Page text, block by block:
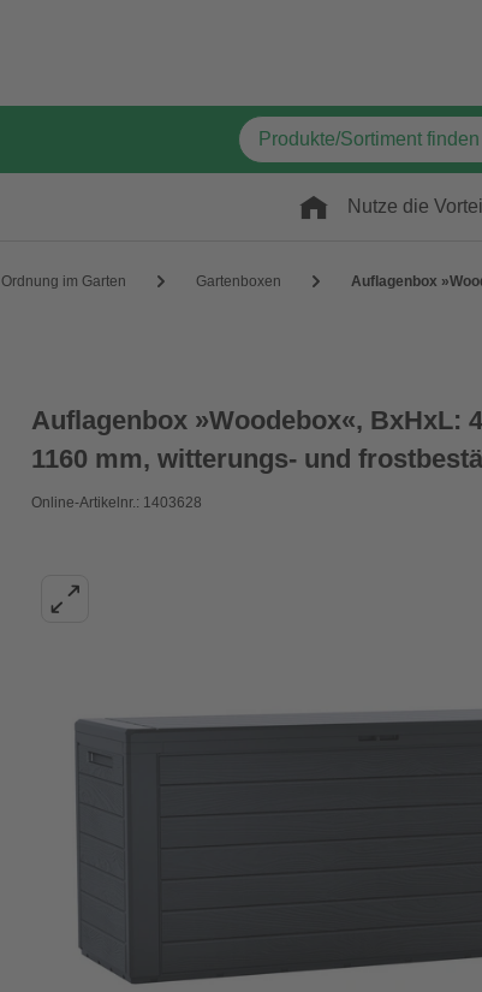
Nutze die
Ordnung im Garten Gartenboxen Auflagenbox
Auflagenbox »Woodebox«, BxHxL:
1160 mm, witterungs- und
Online-Artikelnr.: 1403628